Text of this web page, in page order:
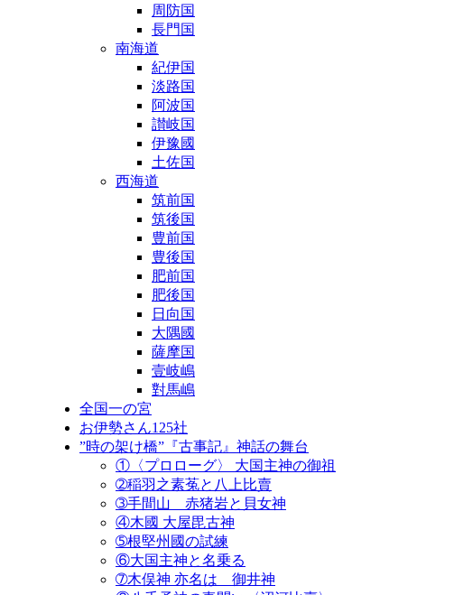
周防国
長門国
南海道
紀伊国
淡路国
阿波国
讃岐国
伊豫國
土佐国
西海道
筑前国
筑後国
豊前国
豊後国
肥前国
肥後国
日向国
大隅國
薩摩国
壹岐嶋
對馬嶋
全国一の宮
お伊勢さん125社
”時の架け橋”『古事記』神話の舞台
①〈プロローグ〉 大国主神の御祖
➁稲羽之素菟と八上比賣
➂手間山 赤猪岩と貝女神
④木國 大屋毘古神
➄根堅州國の試練
⑥大国主神と名乗る
➆木俣神 亦名は 御井神